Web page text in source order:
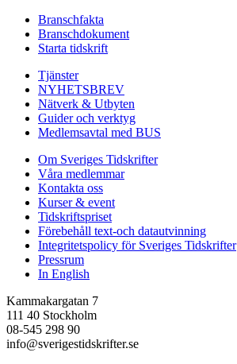
Branschfakta
Branschdokument
Starta tidskrift
Tjänster
NYHETSBREV
Nätverk & Utbyten
Guider och verktyg
Medlemsavtal med BUS
Om Sveriges Tidskrifter
Våra medlemmar
Kontakta oss
Kurser & event
Tidskriftspriset
Förebehåll text-och datautvinning
Integritetspolicy för Sveriges Tidskrifter
Pressrum
In English
Kammakargatan 7
111 40 Stockholm
08-545 298 90
info@sverigestidskrifter.se